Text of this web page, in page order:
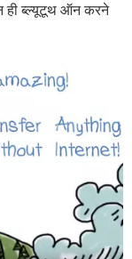
ही ब्ल्यूटूथ ऑन करने